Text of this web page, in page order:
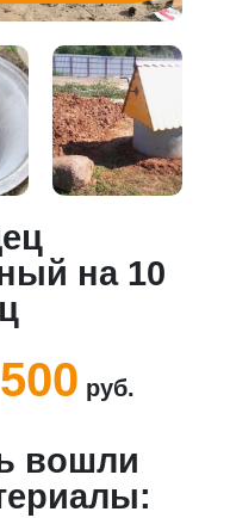
на 10
руб.
вошли